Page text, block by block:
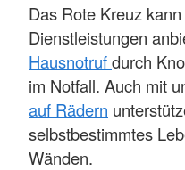
Das Rote Kreuz
Dienstleistungen
Hausnotrufdurch
im Notfall. Auch mit
auf Rädern
selbstbestimmtes
Wänden.